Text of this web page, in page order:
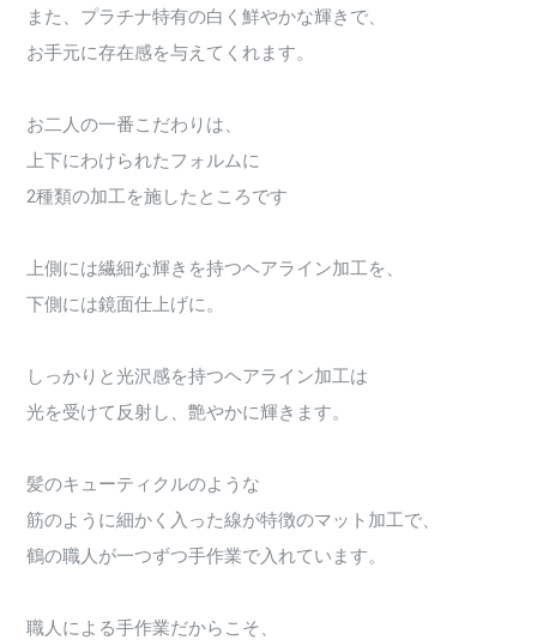
また、プラチナ特有の白く鮮やかな輝きで、
お手元に存在感を与えてくれます。
お二人の一番こだわりは、
上下にわけられたフォルムに
2種類の加工を施したところです
上側には繊細な輝きを持つヘアライン加工を、
下側には鏡面仕上げに。
しっかりと光沢感を持つヘアライン加工は
光を受けて反射し、艶やかに輝きます。
髪のキューティクルのような
筋のように細かく入った線が特徴のマット加工で、
鶴の職人が一つずつ手作業で入れています。
職人による手作業だからこそ、